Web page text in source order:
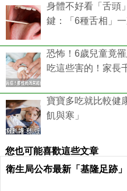
身體不好看「舌頭
鍵：「6種舌相」
恐怖！6歲兒童竟
吃這些害的！家長
寶寶多吃就比較健
飢與寒」
您也可能喜歡這些文章
衛生局公布最新「基隆足跡」